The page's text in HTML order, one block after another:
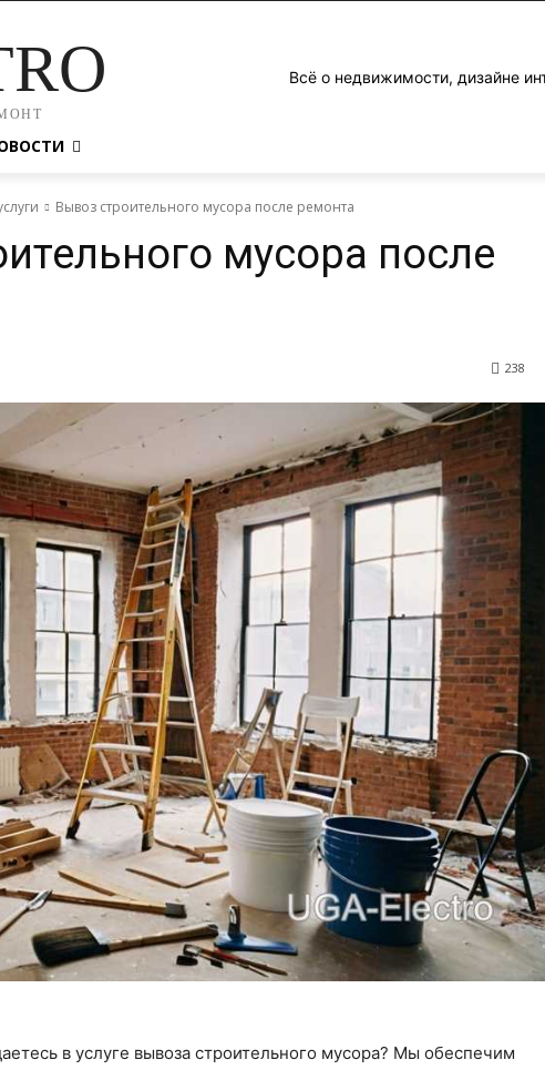
Всё о недвижимости, дизайне
Вывоз строительного мусора после ремонта
мусора после
238
в услуге вывоза строительного мусора? Мы обеспечим